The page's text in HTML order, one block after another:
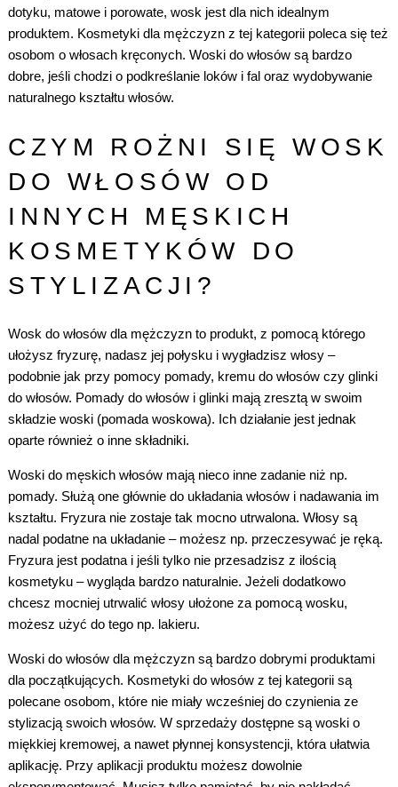
dotyku, matowe i porowate, wosk jest dla nich idealnym
produktem. Kosmetyki dla mężczyznz tej kategorii poleca się też
osobom o włosach kręconych. Woski do włosów są bardzo
dobre, jeśli chodzi o podkreślanie loków i fal oraz wydobywanie
naturalnego kształtu włosów.
CZYM ROŻNI SIĘ WOSK
DO WŁOSÓW OD
INNYCH MĘSKICH
KOSMETYKÓW DO
STYLIZACJI?
Wosk do włosów dla mężczyzn to produkt, z pomocą którego
ułożysz fryzurę, nadasz jej połysku i wygładzisz włosy –
podobnie jak przy pomocy pomady, kremu do włosówczy glinki
do włosów. Pomady do włosówi glinki mają zresztą w swoim
składzie woski (pomada woskowa). Ich działanie jest jednak
oparte również o inne składniki.
Woski do męskich włosów mają nieco inne zadanie niż np.
pomady. Służą one głównie do układania włosów i nadawania im
kształtu. Fryzura nie zostaje tak mocno utrwalona. Włosy są
nadal podatne na układanie – możesz np. przeczesywać je ręką.
Fryzura jest podatna i jeśli tylko nie przesadzisz z ilością
kosmetyku – wygląda bardzo naturalnie. Jeżeli dodatkowo
chcesz mocniej utrwalić włosy ułożone za pomocą wosku,
możesz użyć do tego np. lakieru.
Woski do włosów dla mężczyzn są bardzo dobrymi produktami
dla początkujących. Kosmetyki do włosówz tej kategorii są
polecane osobom, które nie miały wcześniej do czynienia ze
stylizacją swoich włosów. W sprzedaży dostępne są woski o
miękkiej kremowej, a nawet płynnej konsystencji, która ułatwia
aplikację. Przy aplikacji produktu możesz dowolnie